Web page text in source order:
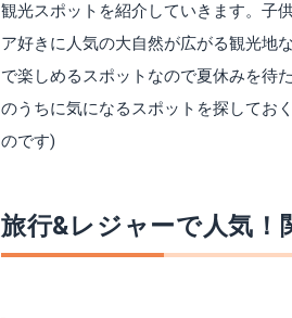
観光スポットを紹介していきます。子
ア好きに人気の大自然が広がる観光地
で楽しめるスポットなので夏休みを待
のうちに気になるスポットを探してお
のです)
旅行&レジャーで人気